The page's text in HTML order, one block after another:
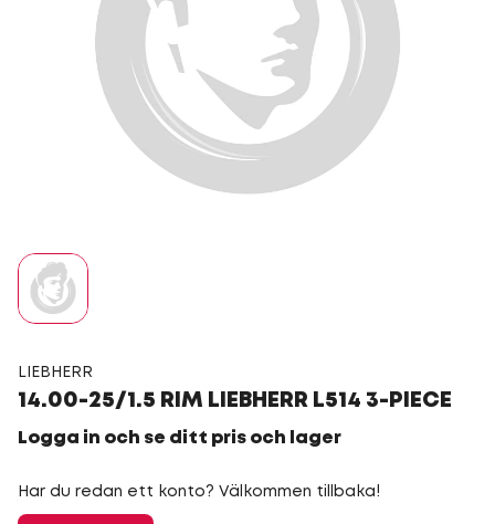
LIEBHERR
14.00-25/1.5 RIM LIEBHERR L514 3-PIECE
Logga in och se ditt pris och lager
Har du redan ett konto? Välkommen tillbaka!